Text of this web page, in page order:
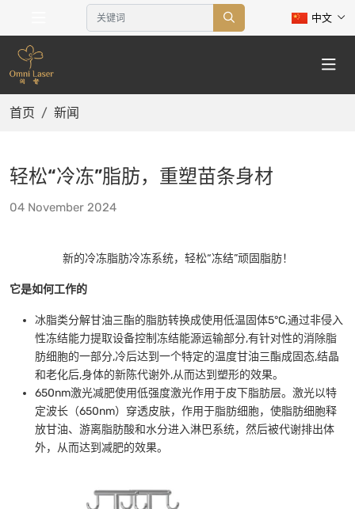
中文
首页 新闻
轻松“冷冻”脂肪，重塑苗条身材
04 November 2024
新的冷冻脂肪冷冻系统，轻松“冻结”顽固脂肪！
它是如何工作的
冰脂类分解甘油三酯的脂肪转换成使用低温固体5°C,通过非侵入
性冻结能力提取设备控制冻结能源运输部分,有针对性的消除脂
肪细胞的一部分,冷后达到一个特定的温度甘油三酯成固态,结晶
和老化后,身体的新陈代谢外,从而达到塑形的效果。
650nm激光减肥使用低强度激光作用于皮下脂肪层。激光以特
定波长（650nm）穿透皮肤，作用于脂肪细胞，使脂肪细胞释
放甘油、游离脂肪酸和水分进入淋巴系统，然后被代谢排出体
外，从而达到减肥的效果。